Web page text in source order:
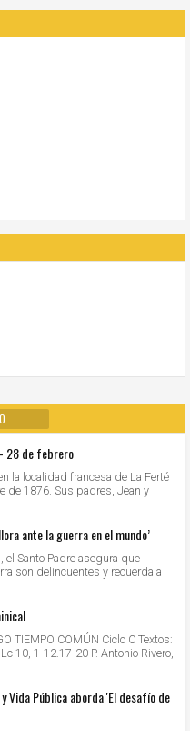
28 de febrero
la localidad francesa de La Ferté
de 1876. Sus padres, Jean y
ante la guerra en el mundo’
el Santo Padre asegura que
son delincuentes y recuerda a
TIEMPO COMÚN Ciclo C Textos:
10, 1-12.17-20 P. Antonio Rivero,
Vida Pública aborda 'El desafío de